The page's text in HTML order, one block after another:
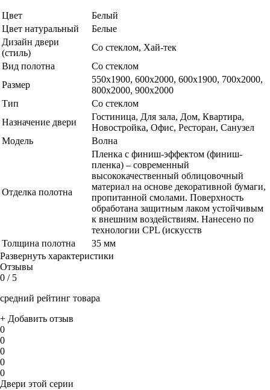
Цвет
Белый
Цвет натуральный
Белые
Дизайн двери
(стиль)
Со стеклом, Хай-тек
Вид полотна
Со стеклом
Размер
550х1900, 600x2000, 600х1900, 700x2000,
800x2000, 900x2000
Тип
Со стеклом
Назначение двери
Гостиница, Для зала, Дом, Квартира,
Новостройка, Офис, Ресторан, Санузел
Модель
Волна
Отделка полотна
Пленка с финиш-эффектом (финиш-
пленка) – современный
высококачественный облицовочный
материал на основе декоративной бумаги,
пропитанной смолами. Поверхность
обработана защитным лаком устойчивым
к внешним воздействиям. Нанесено по
технологии CPL (искусств
Толщина полотна
35 мм
Развернуть характеристики
Отзывы
0 / 5
средний рейтинг товара
+ Добавить отзыв
0
0
0
0
0
Двери этой серии